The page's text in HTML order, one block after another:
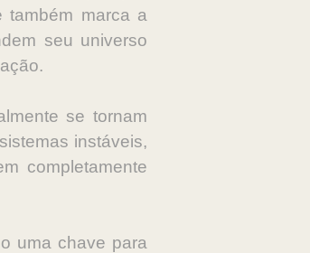
também marca a
seu universo
se tornam
instáveis,
completamente
uma chave para